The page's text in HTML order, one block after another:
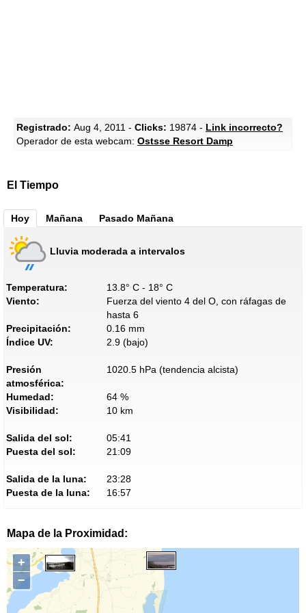
Registrado: Aug 4, 2011 - Clicks: 19874 - Link incorrecto?
Operador de esta webcam: Ostsse Resort Damp
El Tiempo
Hoy Mañana Pasado Mañana
Lluvia moderada a intervalos
Temperatura:
13.8° C - 18° C
Viento:
Fuerza del viento 4 del O, con ráfagas de
hasta 6
Precipitación:
0.16 mm
Índice UV:
2.9 (bajo)
Presión
atmosférica:
1020.5 hPa (tendencia alcista)
Humedad:
64 %
Visibilidad:
10 km
Salida del sol:
05:41
Puesta del sol:
21:09
Salida de la luna:
23:28
Puesta de la luna:
16:57
Mapa de la Proximidad:
+
−